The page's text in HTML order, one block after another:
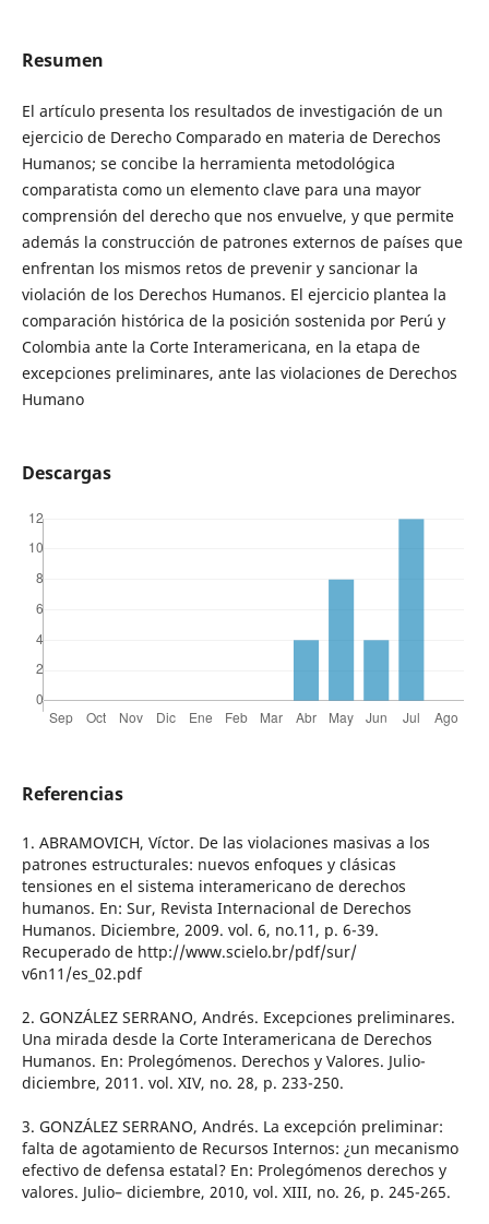
Resumen
El artículo presenta los resultados de investigación de un
ejercicio de Derecho Comparado en materia de Derechos
Humanos; se concibe la herramienta metodológica
comparatista como un elemento clave para una mayor
comprensión del derecho que nos envuelve, y que permite
además la construcción de patrones externos de países que
enfrentan los mismos retos de prevenir y sancionar la
violación de los Derechos Humanos. El ejercicio plantea la
comparación histórica de la posición sostenida por Perú y
Colombia ante la Corte Interamericana, en la etapa de
excepciones preliminares, ante las violaciones de Derechos
Humano
Descargas
Referencias
1. ABRAMOVICH, Víctor. De las violaciones masivas a los
patrones estructurales: nuevos enfoques y clásicas
tensiones en el sistema interamericano de derechos
humanos. En: Sur, Revista Internacional de Derechos
Humanos. Diciembre, 2009. vol. 6, no.11, p. 6-39.
Recuperado de http://www.scielo.br/pdf/sur/
v6n11/es_02.pdf
2. GONZÁLEZ SERRANO, Andrés. Excepciones preliminares.
Una mirada desde la Corte Interamericana de Derechos
Humanos. En: Prolegómenos. Derechos y Valores. Julio-
diciembre, 2011. vol. XIV, no. 28, p. 233-250.
3. GONZÁLEZ SERRANO, Andrés. La excepción preliminar:
falta de agotamiento de Recursos Internos: ¿un mecanismo
efectivo de defensa estatal? En: Prolegómenos derechos y
valores. Julio– diciembre, 2010, vol. XIII, no. 26, p. 245-265.